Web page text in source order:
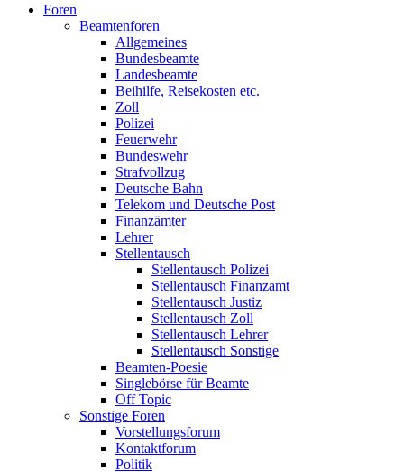
Foren
Beamtenforen
Allgemeines
Bundesbeamte
Landesbeamte
Beihilfe, Reisekosten etc.
Zoll
Polizei
Feuerwehr
Bundeswehr
Strafvollzug
Deutsche Bahn
Telekom und Deutsche Post
Finanzämter
Lehrer
Stellentausch
Stellentausch Polizei
Stellentausch Finanzamt
Stellentausch Justiz
Stellentausch Zoll
Stellentausch Lehrer
Stellentausch Sonstige
Beamten-Poesie
Singlebörse für Beamte
Off Topic
Sonstige Foren
Vorstellungsforum
Kontaktforum
Politik